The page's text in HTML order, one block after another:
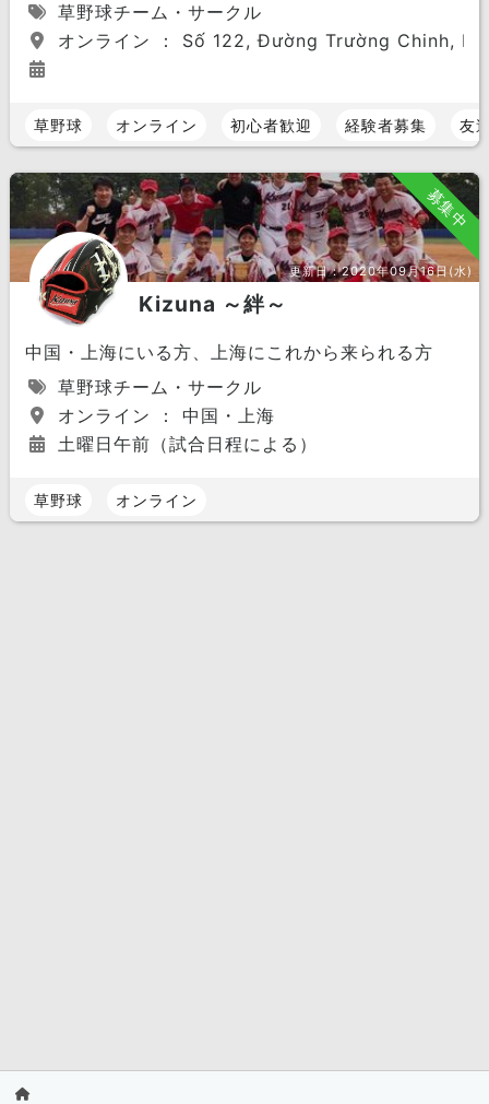
草野球チーム・サークル
オンライン ： Số 122, Đường Trường Chinh,
草野球 オンライン 初心者歓迎 経験者募集 友
募集中
更新日：2020年09月16日(水)
Kizuna ～絆～
中国・上海にいる方、上海にこれから来られる方
草野球チーム・サークル
オンライン ： 中国・上海
土曜日午前（試合日程による）
草野球 オンライン